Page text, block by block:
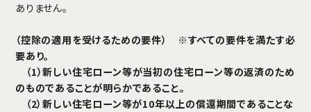
ありません。
（控除の適用を受けるための要件）
※すべての要件を満たす必
要あり。
（1）新しい住宅ローン等が当初の住宅ローン等の返済のため
のものであることが明らかであること。
（2）新しい住宅ローン等が10年以上の償還期間であることな